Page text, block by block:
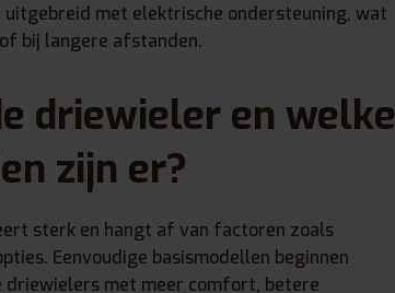
uitgebreid met elektrische ondersteuning, wat
bij langere afstanden.
driewieler en welke
zijn er?
sterk en hangt af van factoren zoals
Eenvoudige basismodellen beginnen
driewielers met meer comfort, betere